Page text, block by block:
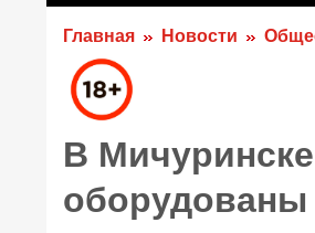
Главная Новости
В
оборудованы